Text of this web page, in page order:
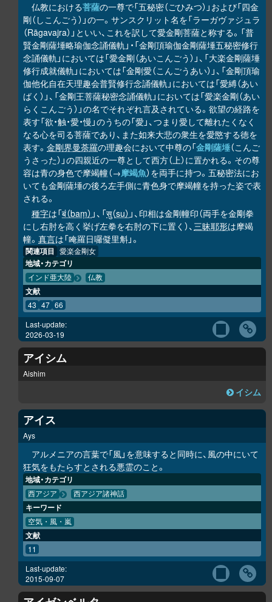
仏教における菩薩の一尊で「五秘密（ごひみつ）」および「四金
剛（しこんごう）」の一。サンスクリット名を「ラーガヴァジュラ
（Rāgavajra）」といい、これを訳して愛金剛菩薩と称する。「普
賢金剛薩埵略瑜伽念誦儀軌」・「金剛頂瑜伽金剛薩埵五秘密修行
念誦儀軌」においては「愛金剛（あいこんごう）」、「大楽金剛薩埵
修行成就儀軌」においては「金剛愛（こんごうあい）」、「金剛頂瑜
伽他化自在天理趣会普賢修行念誦儀軌」においては「愛縛（あい
ばく）」、「金剛王菩薩秘密念誦儀軌」においては「愛楽金剛（あい
らくこんごう）」の名でそれぞれ言及されている。欲望の経路を
表す「欲・触・愛・慢」のうちの「愛」、つまり愛して離れたくなく
なる心を司る菩薩であり、また如来大悲の衆生を愛愍する徳を
表す。 金剛界曼荼羅の理趣会において中尊の「金剛薩埵（こんご
うさった）」の四親近の一尊として西方（上）に置かれる。その尊
容は青の身色で摩竭幢（→摩竭魚）を両手に持つ。五秘密法にお
いても金剛薩埵の後ろ左手側に青色身で摩竭幢を持った姿で表
される。
種字は「बं（baṃ） 」、「सु（su） 」、印相は金剛幢印（両手を金剛拳
にし右肘を高く挙げ左拳を右肘の下に置く）、三昧耶形は摩竭
幢。 真言は「唵羅日囉儗里斛」。
関連項目 愛楽金剛女
地域・カテゴリ
インド亜大陸 仏教
文献
43 47 66
Last-update:
2026-03-19
アイシム
Aishim
イシム
アイス
Ays
アルメニアの言葉で「風」を意味すると同時に、風の中にいて
狂気をもたらすとされる悪霊のこと。
地域・カテゴリ
西アジア 西アジア諸神話
キーワード
空気・風・嵐
文献
11
Last-update:
2015-09-07